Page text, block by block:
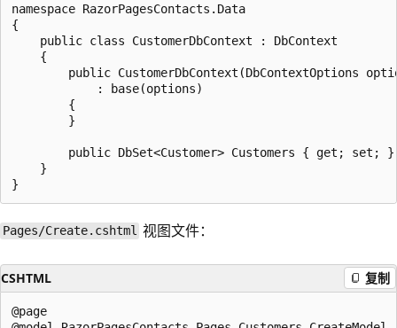
namespace RazorPagesContacts.Data
{
    public class CustomerDbContext : DbContext
    {
public CustomerDbContext(DbContextOptions
            : base(options)
        {
        }
        public DbSet<Customer> Customers { get; set; }
    }
Pages/Create.cshtml 视图文件：
CSHTML 复制
@page